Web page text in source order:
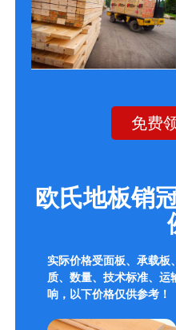
免费
欧氏地板销
实际价格受面板、承载板
质、数量、技术标准、运
响，以下价格仅供参考！